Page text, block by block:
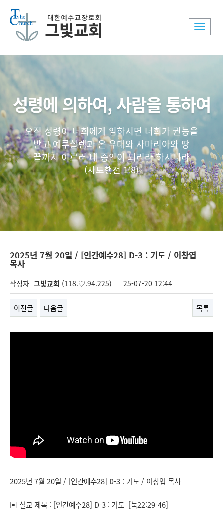
Toggle
성령에 의하여, 사람을 통하여
오직 성령이 너희에게 임하시면 너희가 권능을
받고 예루살렘과 온 유대와 사마리아와 땅
끝까지 이르러 내 증인이 되리라 하시니라
(사도행전 1:8)
2025년 7월 20일 / [인간예수28] D-3 : 기도 / 이창엽
목사
작성자 그빛교회 (118.♡.94.225) 25-07-20 12:44
이전글 다음글 목록
2025년 7월 20일 / [인간예수28] D-3 : 기도 / 이창엽 목사
▣ 설교 제목 : [인간예수28] D-3 : 기도 [눅22:29-46]